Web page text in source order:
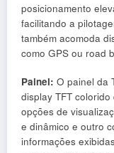
posicionamento
facilitando a
também acomoda
como GPS ou road
Painel: O painel da
display TFT
opções de
e dinâmico e outro
informações